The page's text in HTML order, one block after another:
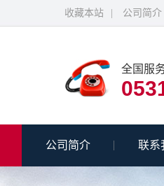
收藏本站 公司简介
全国服
公司简介 联系